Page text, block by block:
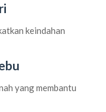
keindahan
yang membantu